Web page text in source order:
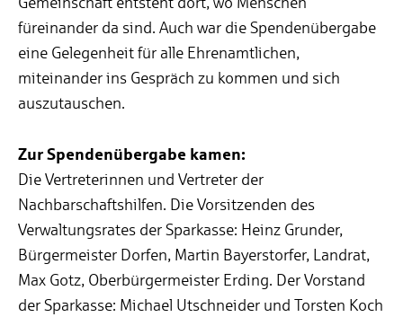
füreinander da sind. Auch war die Spendenübergabe
eine Gelegenheit für alle Ehrenamtlichen,
miteinander ins Gespräch zu kommen und sich
auszutauschen.
Zur Spendenübergabe kamen:
Die Vertreterinnen und Vertreter der
Nachbarschaftshilfen. Die Vorsitzenden des
Verwaltungsrates der Sparkasse: Heinz Grunder,
Bürgermeister Dorfen, Martin Bayerstorfer, Landrat,
Max Gotz, Oberbürgermeister Erding. Der Vorstand
der Sparkasse: Michael Utschneider und Torsten Koch